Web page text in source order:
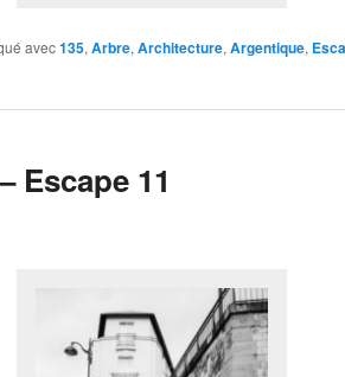
avec135, Arbre, Architecture, Argentique,
Escape 11